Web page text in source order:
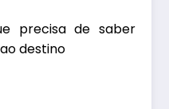
precisa de saber
destino